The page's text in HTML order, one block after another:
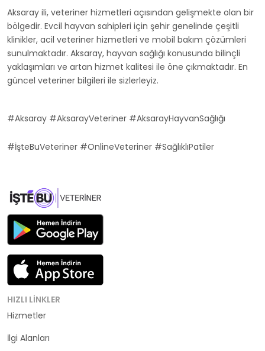
Aksaray ili, veteriner hizmetleri açısından gelişmekte olan bir
bölgedir. Evcil hayvan sahipleri için şehir genelinde çeşitli
klinikler, acil veteriner hizmetleri ve mobil bakım çözümleri
sunulmaktadır. Aksaray, hayvan sağlığı konusunda bilinçli
yaklaşımları ve artan hizmet kalitesi ile öne çıkmaktadır. En
güncel veteriner bilgileri ile sizlerleyiz.
#Aksaray #AksarayVeteriner #AksarayHayvanSağlığı
#İşteBuVeteriner #OnlineVeteriner #SağlıklıPatiler
HIZLI LINKLER
Hizmetler
İlgi Alanları